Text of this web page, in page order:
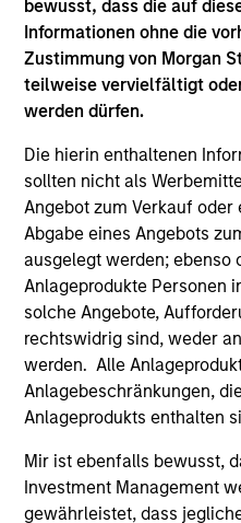
bewusst, dass die auf
Informationen ohne die
Zustimmung von Morgan
teilweise vervielfältigt
werden dürfen.
Die hierin enthaltenen
sollten nicht als
Angebot zum Verkauf
Abgabe eines Angebots
ausgelegt werden; ebenso
Anlageprodukte Personen
solche Angebote,
rechtswidrig sind, weder
werden. Alle
Anlagebeschränkungen,
Anlageprodukts enthalten
Mir ist ebenfalls bewusst,
Investment Management
gewährleistet, dass
current holdings). The
are the property of their
on this website has not been
otherwise approved by such
links shown here, you agree
only as a convenience and
not and does not imply any
investigation, verification or
information contained in any
shall we be responsible for
the site or your use of such